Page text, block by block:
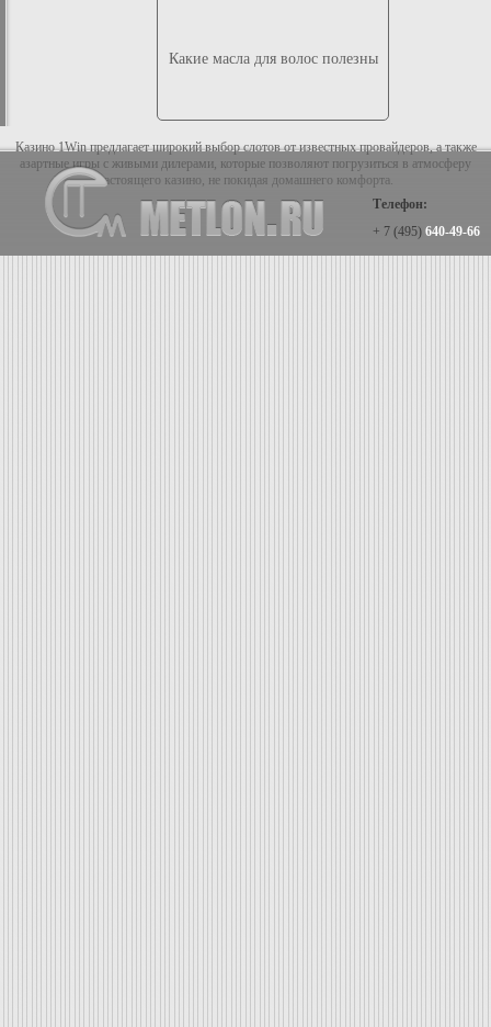
Какие масла для волос полезны
Казино 1Win предлагает широкий выбор слотов от известных провайдеров, а также
азартные игры с живыми дилерами, которые позволяют погрузиться в атмосферу
настоящего казино, не покидая домашнего комфорта.
Телефон:
+ 7 (495) 640-49-66